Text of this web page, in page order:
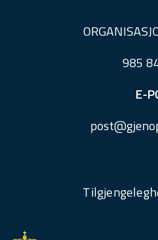
985
E-
post@